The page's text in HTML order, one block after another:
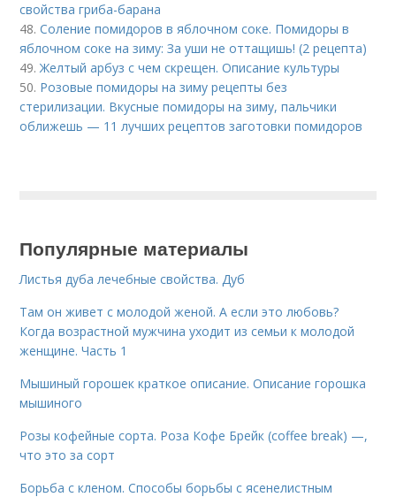
свойства гриба-барана
48.Соление помидоров в яблочном соке. Помидоры в
яблочном соке на зиму: За уши не оттащишь! (2 рецепта)
49.Желтый арбуз с чем скрещен. Описание культуры
50. Розовые помидоры на зиму рецепты без
стерилизации. Вкусные помидоры на зиму, пальчики
оближешь — 11 лучших рецептов заготовки помидоров
Популярные материалы
Листья дуба лечебные свойства. Дуб
Там он живет с молодой женой. А если это любовь?
Когда возрастной мужчина уходит из семьи к молодой
женщине. Часть 1
Мышиный горошек краткое описание. Описание горошка
мышиного
Розы кофейные сорта. Роза Кофе Брейк (coffee break) —,
что это за сорт
Борьба с кленом. Способы борьбы с ясенелистным